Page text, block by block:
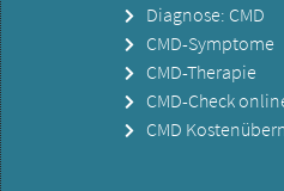
Diagnose: CMD
CMD-Symptome
CMD-Therapie
CMD-Check
CMD